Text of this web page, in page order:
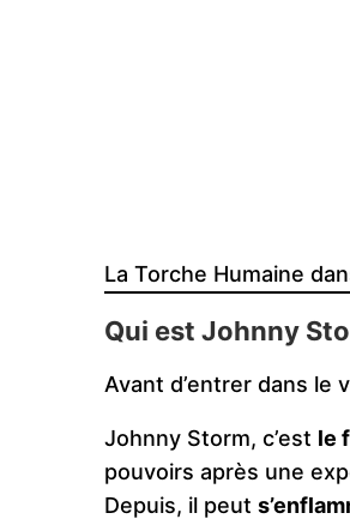
La Torche Humaine
Qui est Johnny
Avant d’entrer dans le
Johnny Storm, c’est le
pouvoirs après une
Depuis, il peut